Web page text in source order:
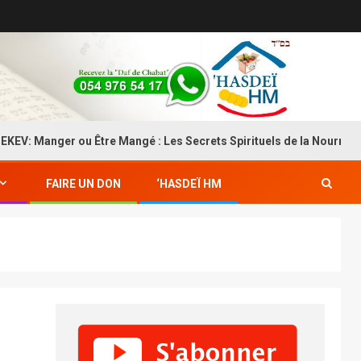
ou Être Mangé : Les Secrets Spirituels de la Nourriture
FAIRE UN DON ‘HASDEÏ HM